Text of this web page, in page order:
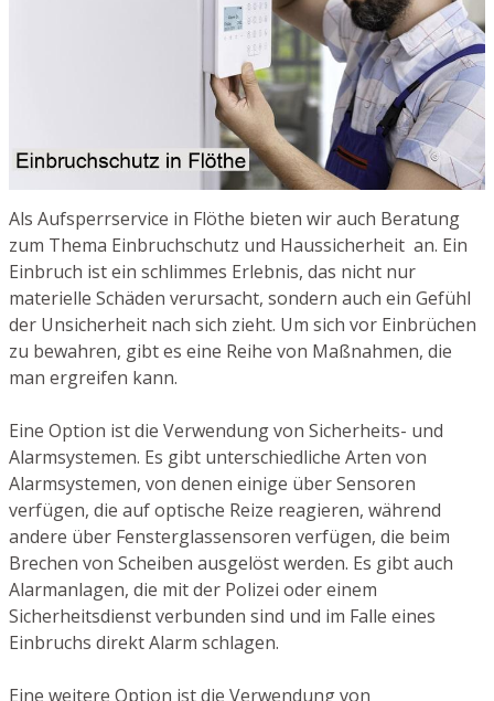
Als Aufsperrservice in Flöthe bieten wir auch Beratung
zum Thema Einbruchschutz und Haussicherheit an. Ein
Einbruch ist ein schlimmes Erlebnis, das nicht nur
materielle Schäden verursacht, sondern auch ein Gefühl
der Unsicherheit nach sich zieht. Um sich vor Einbrüchen
zu bewahren, gibt es eine Reihe von Maßnahmen, die
man ergreifen kann.
Eine Option ist die Verwendung von Sicherheits- und
Alarmsystemen. Es gibt unterschiedliche Arten von
Alarmsystemen, von denen einige über Sensoren
verfügen, die auf optische Reize reagieren, während
andere über Fensterglassensoren verfügen, die beim
Brechen von Scheiben ausgelöst werden. Es gibt auch
Alarmanlagen, die mit der Polizei oder einem
Sicherheitsdienst verbunden sind und im Falle eines
Einbruchs direkt Alarm schlagen.
Eine weitere Option ist die Verwendung von